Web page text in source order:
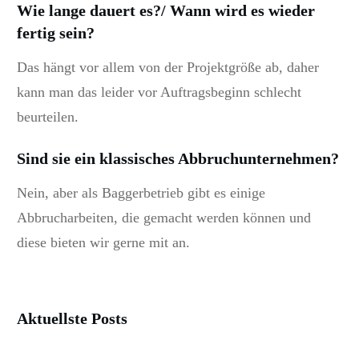
Wie lange dauert es?/ Wann wird es wieder
fertig sein?
Das hängt vor allem von der Projektgröße ab, daher
kann man das leider vor Auftragsbeginn schlecht
beurteilen.
Sind sie ein klassisches Abbruchunternehmen?
Nein, aber als Baggerbetrieb gibt es einige
Abbrucharbeiten, die gemacht werden können und
diese bieten wir gerne mit an.
Aktuellste Posts